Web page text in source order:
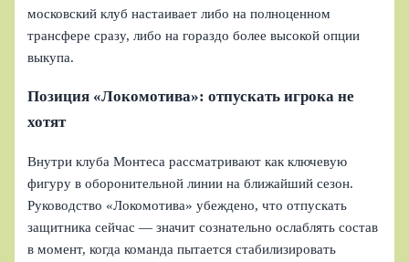
московский клуб настаивает либо на полноценном
трансфере сразу, либо на гораздо более высокой опции
выкупа.
Позиция «Локомотива»: отпускать игрока не
хотят
Внутри клуба Монтеса рассматривают как ключевую
фигуру в оборонительной линии на ближайший сезон.
Руководство «Локомотива» убеждено, что отпускать
защитника сейчас — значит сознательно ослаблять состав
в момент, когда команда пытается стабилизировать